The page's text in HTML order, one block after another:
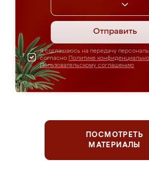
Отправить
Я соглашаюсь на передачу
согласно Политике
Пользовательскому соглашению
ПОСМОТРЕТЬ
МАТЕРИАЛЫ